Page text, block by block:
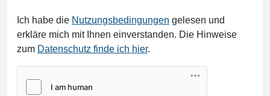
Ich habe die Nutzungsbedingungen gelesen und
erkläre mich mit Ihnen einverstanden. Die Hinweise
zum Datenschutz finde ich hier.